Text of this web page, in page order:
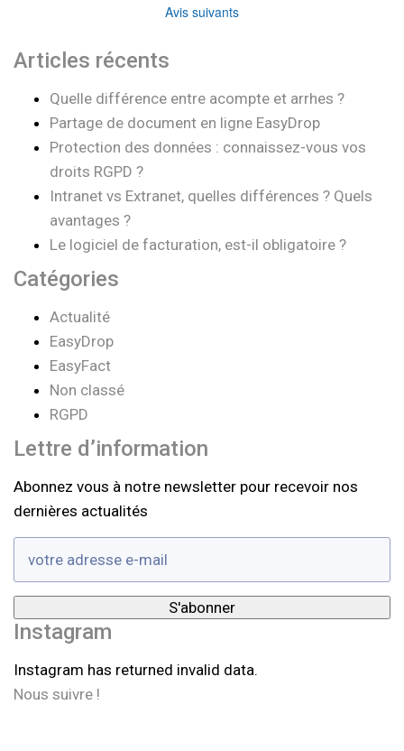
Avis suivants
Articles récents
Quelle différence entre acompte et arrhes ?
Partage de document en ligne EasyDrop
Protection des données : connaissez-vous vos
droits RGPD ?
Intranet vs Extranet, quelles différences ? Quels
avantages ?
Le logiciel de facturation, est-il obligatoire ?
Catégories
Actualité
EasyDrop
EasyFact
Non classé
RGPD
Lettre d’information
Abonnez vous à notre newsletter pour recevoir nos
dernières actualités
Instagram
Instagram has returned invalid data.
Nous suivre !